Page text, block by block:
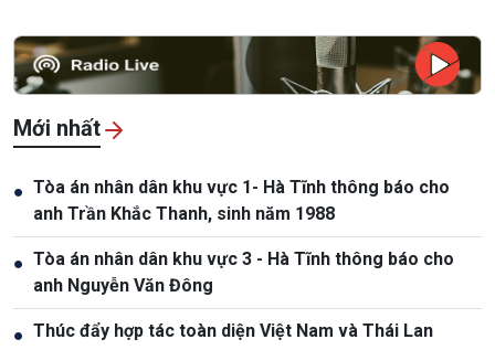
Mới nhất
● Tòa án nhân dân khu vực 1- Hà Tĩnh thông báo cho
anh Trần Khắc Thanh, sinh năm 1988
● Tòa án nhân dân khu vực 3 - Hà Tĩnh thông báo cho
anh Nguyễn Văn Đông
● Thúc đẩy hợp tác toàn diện Việt Nam và Thái Lan